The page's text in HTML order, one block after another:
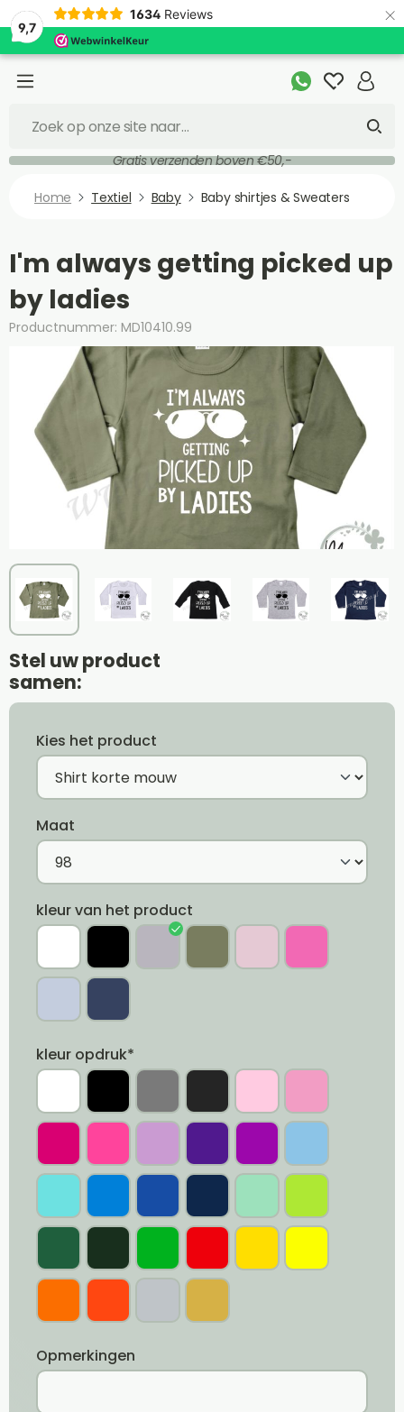
9,7
1634 Reviews ×
Gratis verzenden boven €50,-
Home Textiel Baby Baby shirtjes & Sweaters
I'm always getting picked up
by ladies
Productnummer: MD10410.99
Stel uw product
samen:
Kies het product
Maat
kleur van het product
kleur opdruk*
Opmerkingen